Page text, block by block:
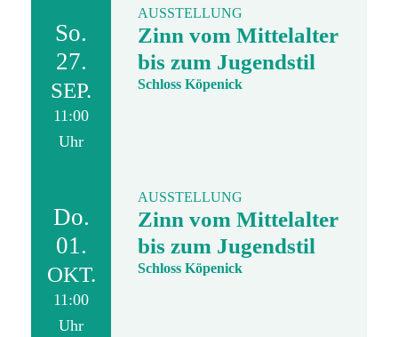
So.
27.
SEP.
11:00
Uhr
AUSSTELLUNG
Zinn vom Mittelalter
bis zum Jugendstil
Schloss Köpenick
Do.
01.
OKT.
11:00
Uhr
AUSSTELLUNG
Zinn vom Mittelalter
bis zum Jugendstil
Schloss Köpenick